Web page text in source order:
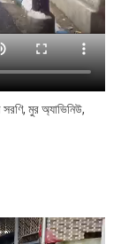
সরণি, মুর অ্যাভিনিউ,